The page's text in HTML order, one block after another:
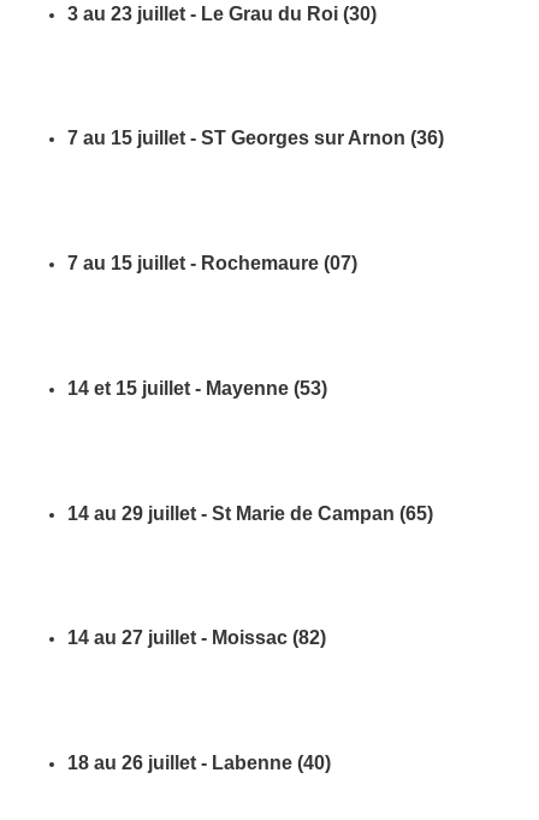
3 au 23 juillet - Le Grau du Roi (30)
7 au 15 juillet - ST Georges sur Arnon (36)
7 au 15 juillet - Rochemaure (07)
14 et 15 juillet - Mayenne (53)
14 au 29 juillet - St Marie de Campan (65)
14 au 27 juillet - Moissac (82)
18 au 26 juillet - Labenne (40)